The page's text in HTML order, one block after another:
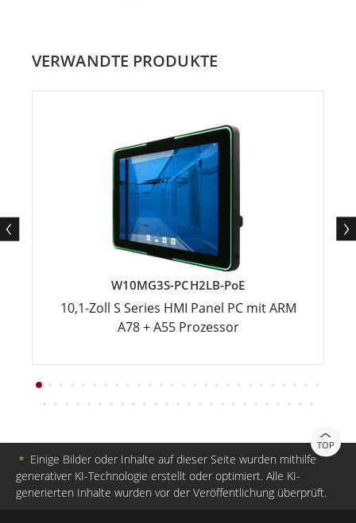
VERWANDTE PRODUKTE
W10MG3S-PCH2LB-PoE
10,1-Zoll S Series HMI Panel PC mit ARM
A78 + A55 Prozessor
TOP
＊ Einige Bilder oder Inhalte auf dieser Seite wurden mithilfe
generativer KI-Technologie erstellt oder optimiert. Alle KI-
generierten Inhalte wurden vor der Veröffentlichung überprüft.